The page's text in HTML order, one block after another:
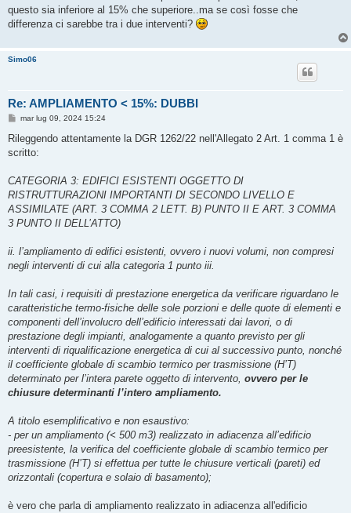
g
i
questo sia inferiore al 15% che superiore..ma se così fosse che
differenza ci sarebbe tra i due interventi?
Simo06
Re: AMPLIAMENTO < 15%: DUBBI
M
s
a
i
o
mar lug 09, 2024 15:24
Rileggendo attentamente la DGR 1262/22 nell'Allegato 2 Art. 1 comma 1 è
scritto:
CATEGORIA 3: EDIFICI ESISTENTI OGGETTO DI
RISTRUTTURAZIONI IMPORTANTI DI SECONDO LIVELLO E
ASSIMILATE (ART. 3 COMMA 2 LETT. B) PUNTO II E ART. 3 COMMA
3 PUNTO II DELL’ATTO)
ii. l’ampliamento di edifici esistenti, ovvero i nuovi volumi, non compresi
negli interventi di cui alla categoria 1 punto iii.
In tali casi, i requisiti di prestazione energetica da verificare riguardano le
caratteristiche termo-fisiche delle sole porzioni e delle quote di elementi e
componenti dell’involucro dell’edificio interessati dai lavori, o di
prestazione degli impianti, analogamente a quanto previsto per gli
interventi di riqualificazione energetica di cui al successivo punto, nonché
il coefficiente globale di scambio termico per trasmissione (H’T)
determinato per l’intera parete oggetto di intervento, ovvero per le
chiusure determinanti l’intero ampliamento.
A titolo esemplificativo e non esaustivo:
- per un ampliamento (< 500 m3) realizzato in adiacenza all’edificio
preesistente, la verifica del coefficiente globale di scambio termico per
trasmissione (H’T) si effettua per tutte le chiusure verticali (pareti) ed
orizzontali (copertura e solaio di basamento);
è vero che parla di ampliamento realizzato in adiacenza all'edificio